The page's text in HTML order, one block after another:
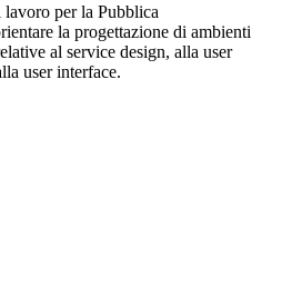
per la Pubblica
la progettazione di ambienti
al service design, alla user
user interface.